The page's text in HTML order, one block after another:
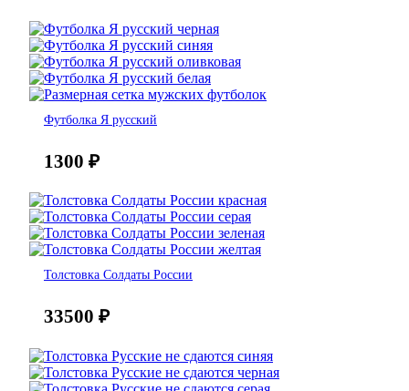
Футболка Я русский
1300 ₽
Толстовка Солдаты России
33500 ₽